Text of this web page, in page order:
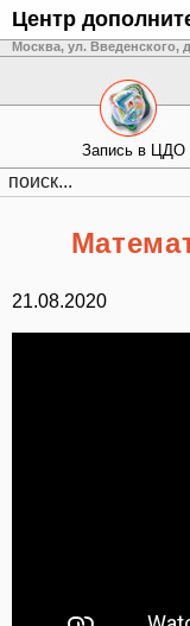
Центр
Москва, ул. Введенского,
Запись в ЦДО
21.08.2020